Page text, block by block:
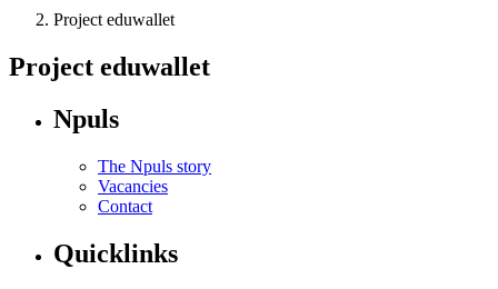
Project eduwallet
Project eduwallet
Npuls
The Npuls story
Vacancies
Contact
Quicklinks